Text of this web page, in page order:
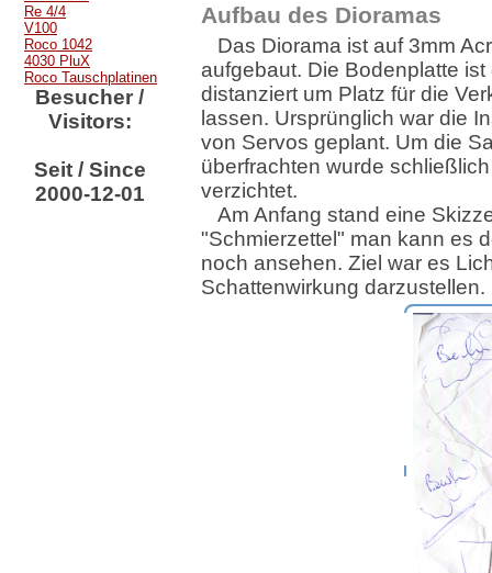
Re 4/4
V100
Roco 1042
4030 PluX
Roco Tauschplatinen
Besucher /
Visitors:
Seit / Since
2000-12-01
Aufbau des Dioramas
Das Diorama ist auf 3mm
aufgebaut. Die Bodenplatte ist
distanziert um Platz für die
lassen. Ursprünglich war die
von Servos geplant. Um die
überfrachten wurde
verzichtet.
Am Anfang stand eine
"Schmierzettel" man kann es
noch ansehen. Ziel war es
Schattenwirkung darzustellen.